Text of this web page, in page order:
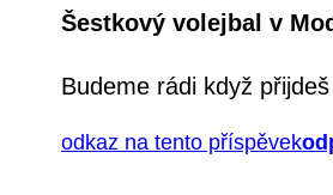
Šestkový volejbal v
Budeme rádi když přijdeš
odkaz na tento příspěvek